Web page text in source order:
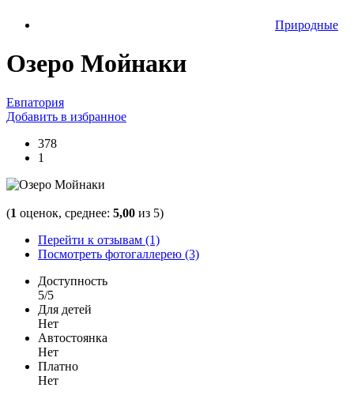
Природные
Озеро Мойнаки
Евпатория
Добавить в избранное
378
1
(1 оценок, среднее: 5,00 из 5)
Перейти к отзывам (1)
Посмотреть фотогаллерею (3)
Доступность
5/5
Для детей
Нет
Автостоянка
Нет
Платно
Нет